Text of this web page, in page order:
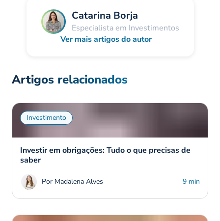
Catarina Borja
Especialista em Investimentos
Ver mais artigos do autor
Artigos relacionados
Investimento
Investir em obrigações: Tudo o que precisas de
saber
Por Madalena Alves 9 min